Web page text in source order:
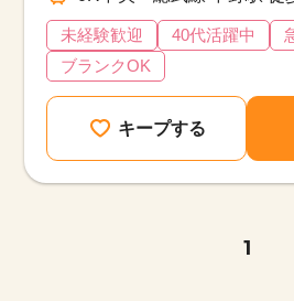
未経験歓迎 40代活躍中
ブランクOK
キープする
1